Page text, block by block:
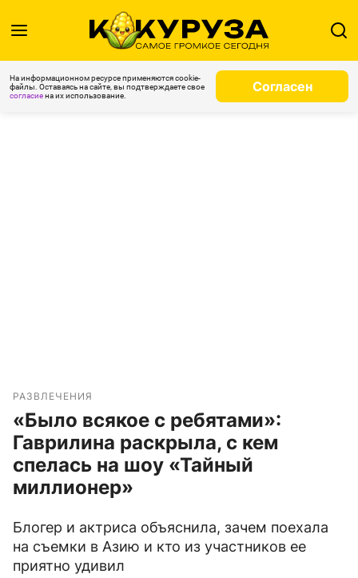
На информационном ресурсе применяются cookie-
файлы. Оставаясь на сайте, вы подтверждаете свое
согласиена их использование.
Согласен
РАЗВЛЕЧЕНИЯ
«Было всякое с ребятами»:
Гаврилина раскрыла, с кем
спелась на шоу «Тайный
миллионер»
Блогер и актриса объяснила, зачем поехала
на съемки в Азию и кто из участников ее
приятно удивил